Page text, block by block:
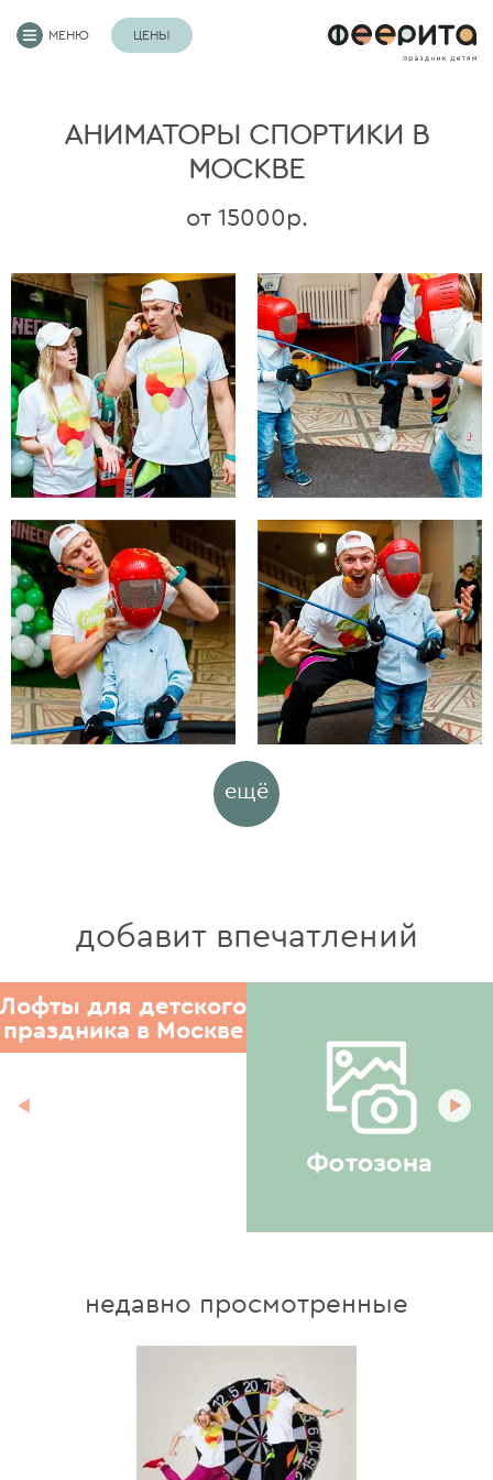
МЕНЮ ЦЕНЫ
АНИМАТОРЫ СПОРТИКИ В
МОСКВЕ
от 15000р.
ещё
добавит впечатлений
Лофты для детского
праздника в Москве
недавно просмотренные